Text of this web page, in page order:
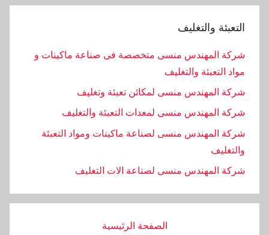
التعبئة والتغليف
شركة المهندس منسى متخصصة فى صناعة ماكينات و
مواد التعبئة والتغليف
شركة المهندس منسى لمكائن تعبئة وتغليف
شركة المهندس منسى لمعدات التعبئة والتغليف
شركة المهندس منسى لصناعة ماكينات ومواد التعبئة
والتغليف
‏شركة المهندس منسى لصناعة الات التغليف
الصفحة الرئيسية